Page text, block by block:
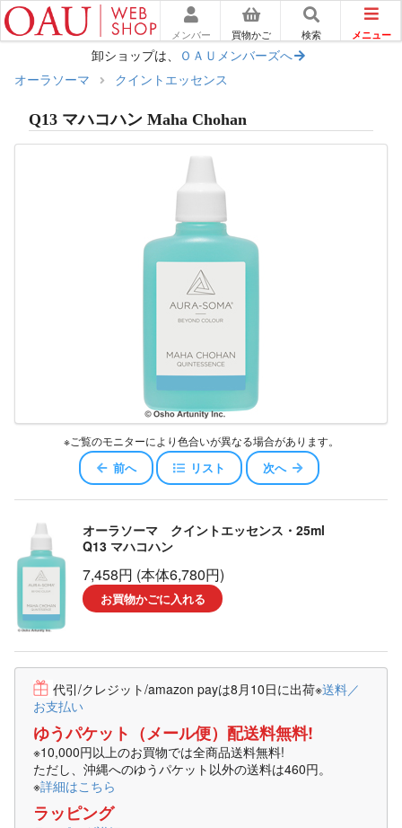
メンバー 買物かご 検索 メニュー
卸ショップは、
ＯＡＵメンバーズへ
オーラソーマ
クイントエッセンス
Q13 マハコハン Maha Chohan
※ご覧のモニターにより色合いが異なる場合があります。
前へ リスト 次へ
オーラソーマ クイントエッセンス・25ml
Q13 マハコハン
7,458円 (本体6,780円)
お買物かごに入れる
代引/クレジット/amazon payは8月10日に出荷※送料／
お支払い
ゆうパケット（メール便）配送料無料!
※10,000円以上のお買物では全商品送料無料!
ただし、沖縄へのゆうパケット以外の送料は460円。
※詳細はこちら
ラッピング